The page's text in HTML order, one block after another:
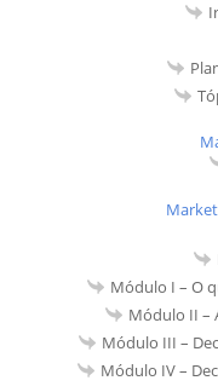
Módulo I – O
Módulo II –
Módulo III –
Módulo IV –